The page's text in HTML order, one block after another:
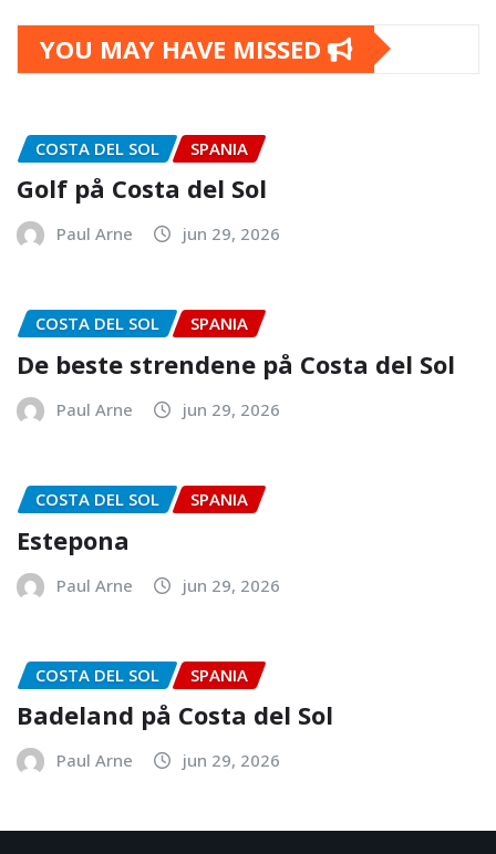
YOU MAY HAVE MISSED
COSTA DEL SOL SPANIA
Golf på Costa del Sol
Paul Arne jun 29, 2026
COSTA DEL SOL SPANIA
De beste strendene på Costa del Sol
Paul Arne jun 29, 2026
COSTA DEL SOL SPANIA
Estepona
Paul Arne jun 29, 2026
COSTA DEL SOL SPANIA
Badeland på Costa del Sol
Paul Arne jun 29, 2026